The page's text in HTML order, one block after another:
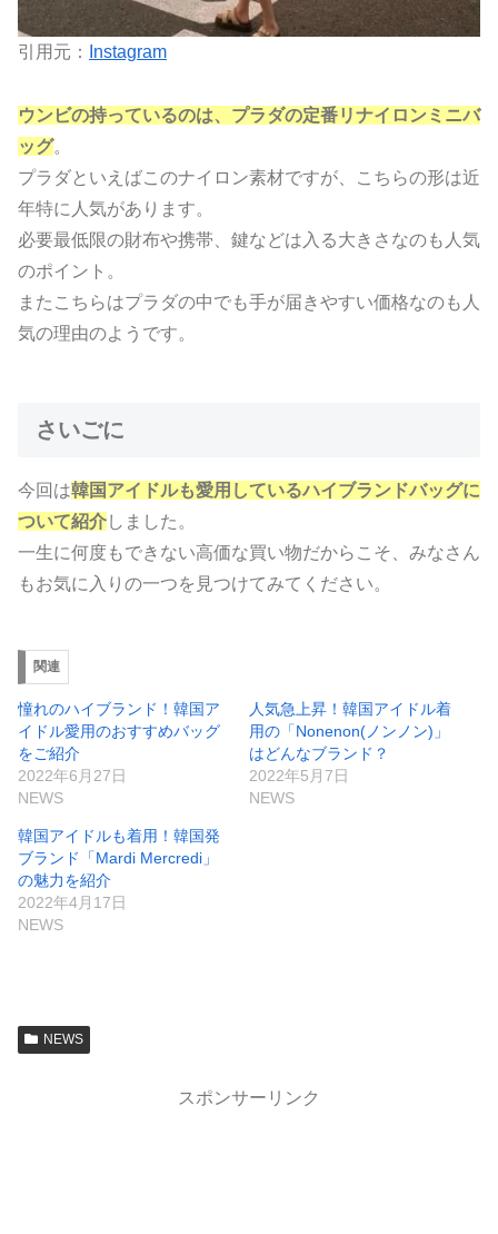
引用元： Instagram
ウンビの持っているのは、プラダの定番リナイロンミニバ
ッグ。
プラダといえばこのナイロン素材ですが、こちらの形は近
年特に人気があります。
必要最低限の財布や携帯、鍵などは入る大きさなのも人気
のポイント。
またこちらはプラダの中でも手が届きやすい価格なのも人
気の理由のようです。
さいごに
今回は韓国アイドルも愛用しているハイブランドバッグに
ついて紹介しました。
一生に何度もできない高価な買い物だからこそ、みなさん
もお気に入りの一つを見つけてみてください。
関連
憧れのハイブランド！韓国ア
イドル愛用のおすすめバッグ
をご紹介
2022年6月27日
NEWS
人気急上昇！韓国アイドル着
用の「Nonenon(ノンノン)」
はどんなブランド？
2022年5月7日
NEWS
韓国アイドルも着用！韓国発
ブランド「Mardi Mercredi」
の魅力を紹介
2022年4月17日
NEWS
NEWS
スポンサーリンク